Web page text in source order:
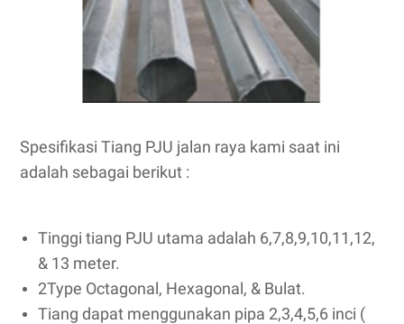
Spesifikasi Tiang PJU jalan raya kami saat ini
adalah sebagai berikut :
Tinggi tiang PJU utama adalah 6,7,8,9,10,11,12,
& 13 meter.
2Type Octagonal, Hexagonal, & Bulat.
Tiang dapat menggunakan pipa 2,3,4,5,6 inci (